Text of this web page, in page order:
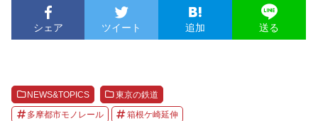
シェア ツイート 追加 送る
NEWS&TOPICS 東京の鉄道
多摩都市モノレール 箱根ケ崎延伸